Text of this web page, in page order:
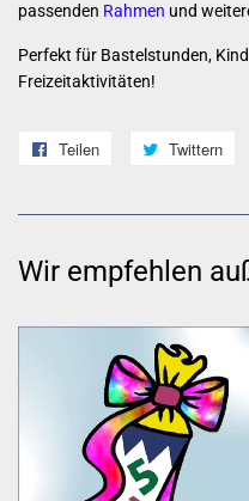
passenden Rahmen und
Perfekt für Bastelstunden,
Freizeitaktivitäten!
Teilen
teilen
Twittern
Wir empfehlen